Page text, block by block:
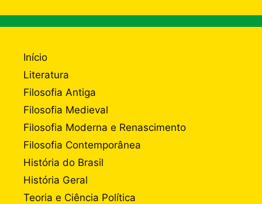
Início
Literatura
Filosofia Antiga
Filosofia Medieval
Filosofia Moderna e Renascimento
Filosofia Contemporânea
História do Brasil
História Geral
Teoria e Ciência Política